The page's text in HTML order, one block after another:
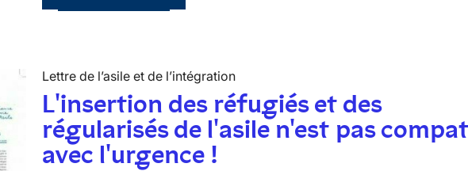
Lettre de l’asile et de l’intégration
L'insertion des réfugiés et des
régularisés de l'asile n'est pas
avec l'urgence !